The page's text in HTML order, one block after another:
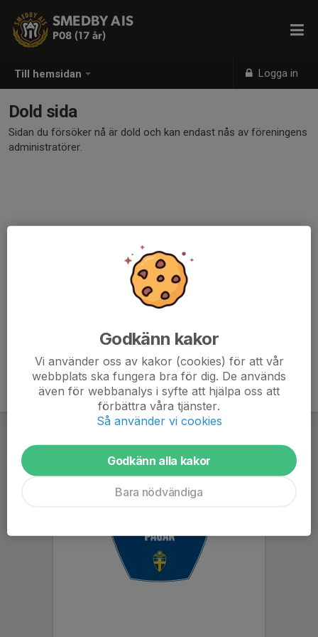
Till hemsidan Logga in
SMEDBY AIS
P08 (17 år)
Dold sida
Sidan du försöker nå är dold och kan endast nås av föreningens
administratörer.
Godkänn kakor
Vi använder oss av kakor (cookies) för att vår
webbplats ska fungera bra för dig. De används
även för webbanalys i syfte att hjälpa oss att
förbättra våra tjänster.
Så använder vi cookies
Godkänn alla kakor
Bara nödvändiga